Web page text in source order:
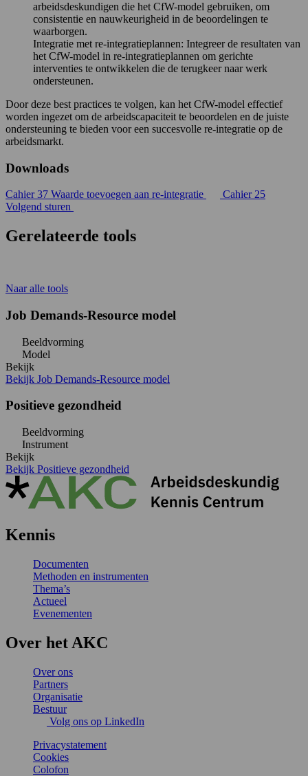
arbeidsdeskundigen die het CfW-model gebruiken, om
consistentie en nauwkeurigheid in de beoordelingen te
waarborgen.
Integratie met re-integratieplannen: Integreer de resultaten van
het CfW-model in re-integratieplannen om gerichte
interventies te ontwikkelen die de terugkeer naar werk
ondersteunen.
Door deze best practices te volgen, kan het CfW-model effectief
worden ingezet om de arbeidscapaciteit te beoordelen en de juiste
ondersteuning te bieden voor een succesvolle re-integratie op de
arbeidsmarkt.
Downloads
Cahier 37 Waarde toevoegen aan re-integratie
Cahier 25
Volgend sturen
Gerelateerde tools
Naar alle tools
Job Demands-Resource model
Beeldvorming
Model
Bekijk
Bekijk Job Demands-Resource model
Positieve gezondheid
Beeldvorming
Instrument
Bekijk
Bekijk Positieve gezondheid
Kennis
Documenten
Methoden en instrumenten
Thema’s
Actueel
Evenementen
Over het AKC
Over ons
Partners
Organisatie
Bestuur
Volg ons op LinkedIn
Privacystatement
Cookies
Colofon